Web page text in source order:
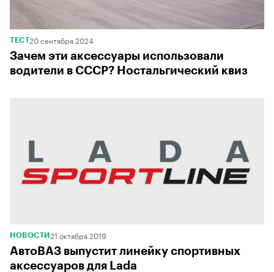
ТЕСТ20 сентября 2024
Зачем эти аксессуары использовали
водители в СССР? Ностальгический квиз
НОВОСТИ 21 октября 2019
АвтоВАЗ выпустит линейку спортивных
аксессуаров для Lada